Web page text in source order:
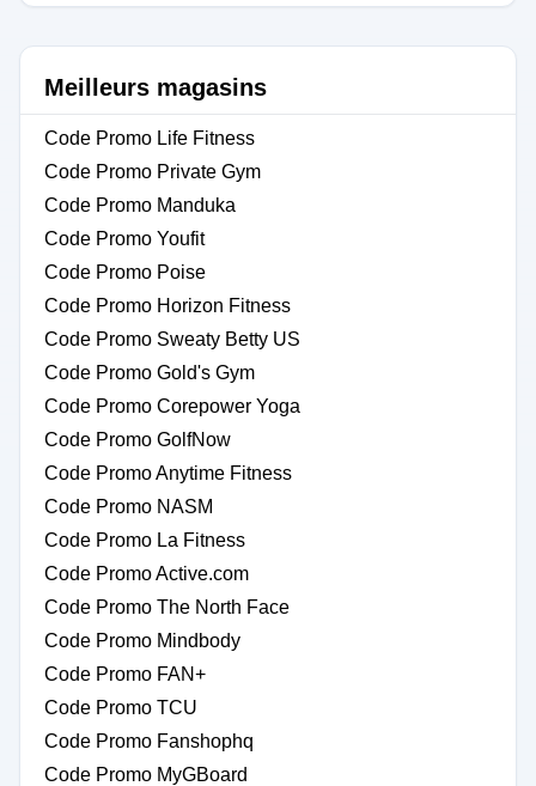
Meilleurs magasins
Code Promo Life Fitness
Code Promo Private Gym
Code Promo Manduka
Code Promo Youfit
Code Promo Poise
Code Promo Horizon Fitness
Code Promo Sweaty Betty US
Code Promo Gold's Gym
Code Promo Corepower Yoga
Code Promo GolfNow
Code Promo Anytime Fitness
Code Promo NASM
Code Promo La Fitness
Code Promo Active.com
Code Promo The North Face
Code Promo Mindbody
Code Promo FAN+
Code Promo TCU
Code Promo Fanshophq
Code Promo MyGBoard